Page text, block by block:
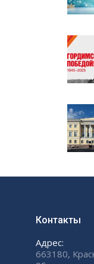
Контакты
Адрес:
663180,